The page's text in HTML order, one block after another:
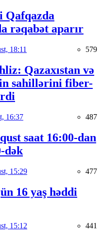
Qafqazda
rəqabət aparır
18:11 579
Qazaxıstan və
sahillərini fiber-
16:37 487
saat 16:00-dan
dək
15:29 477
16 yaş həddi
15:12 441